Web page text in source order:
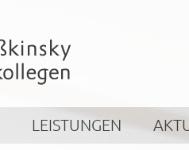
LEISTUNGEN